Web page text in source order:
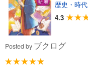
歴史・時代
4.3
Posted by ブクログ